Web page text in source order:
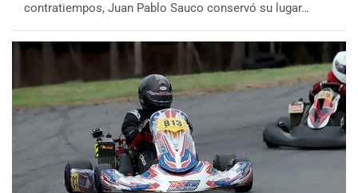
contratiempos, Juan Pablo Sauco conservó su lugar…